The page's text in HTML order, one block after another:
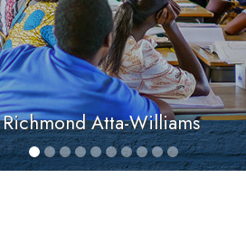
Richmond Atta-Williams